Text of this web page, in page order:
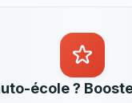
école ?